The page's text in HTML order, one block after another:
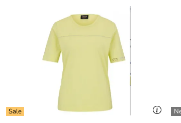
Geschlecht:
Damen
Kategorie:
Hosen, Sporthose
Joy Sportswear
77% Polyester, 23% Elasthan